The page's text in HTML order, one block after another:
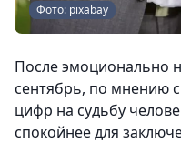
Фото: piхabay
После эмоционально
сентябрь, по мнению
цифр на судьбу
спокойнее для